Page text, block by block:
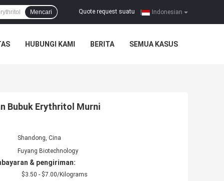
Indonesian
Quote request suatu
Mencari
HUBUNGI KAMI BERITA SEMUA KASUS
Bubuk Erythritol Murni
Shandong, Cina
Fuyang Biotechnology
& pengiriman:
$3.50 - $7.00/Kilograms